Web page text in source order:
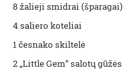
8 žalieji smidrai (šparagai)
4 saliero koteliai
1 česnako skiltelė
2 „Little Gem” salotų gūžės